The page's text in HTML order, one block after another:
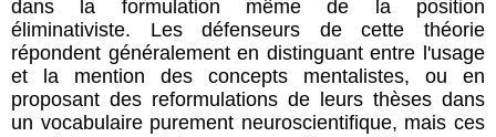
dans la formulation même de la position
éliminativiste. Les défenseurs de cette théorie
répondent généralement en distinguant entre l'usage
et la mention des concepts mentalistes, ou en
proposant des reformulations de leurs thèses dans
un vocabulaire purement neuroscientifique, mais ces